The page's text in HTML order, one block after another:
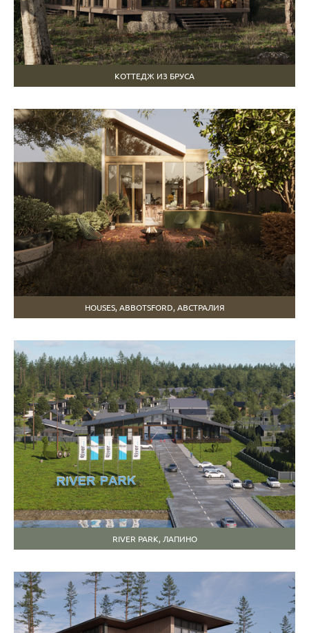
КОТТЕДЖ ИЗ БРУСА
HOUSES, ABBOTSFORD, АВСТРАЛИЯ
RIVER PARK, ЛАПИНО